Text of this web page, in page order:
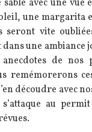
sable avec une
une margarita
seront vite
une ambiance
de nos
remémorerons
découdre avec
au